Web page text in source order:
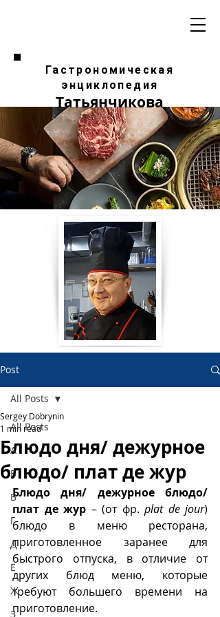
Гастрономическая
энциклопедия
Татьянчикова
Post
All Posts
А
Б
В
Г
Д
Е
Ж
З
All Posts
Блюдо дня/ дежурное
блюдо/ плат де жур
Sergey Dobrynin
1 min read
Блюдо дня/ дежурное блюдо/
плат де жур – (от фр. plat de jour)
блюдо в меню ресторана,
приготовленное заранее для
быстрого отпуска, в отличие от
других блюд меню, которые
требуют большего времени на
приготовление.